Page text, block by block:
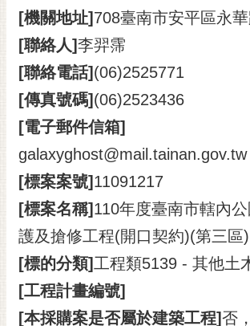
桐
花
祭
網
導
覽
訂
閱
RSS
閱
電
[機關地址] 708臺南市安平區永
[聯絡人]李羿霈
[聯絡電話] (06)2525771
[傳真號碼] (06)2523436
[電子郵件信箱]
galaxyghost@mail.tainan.gov.tw
[標案案號] 11091217
[標案名稱] 110年度臺南市轄內
護及搶修工程(開口契約)(第三區)
[標的分類] 工程類5139 - 其他土
[工程計畫編號]
[本採購案是否屬於建築工程]否